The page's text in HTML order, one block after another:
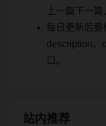
上一篇下一
每日更新后要
description、
口。
站内推荐